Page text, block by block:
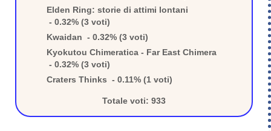
Elden Ring: storie di attimi lontani
- 0.32% (3 voti)
Kwaidan - 0.32% (3 voti)
Kyokutou Chimeratica - Far East Chimera
- 0.32% (3 voti)
Craters Thinks - 0.11% (1 voti)
Totale voti: 933